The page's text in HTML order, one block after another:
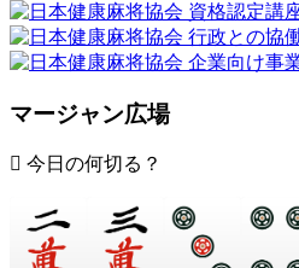
マージャン広場
今日の何切る？